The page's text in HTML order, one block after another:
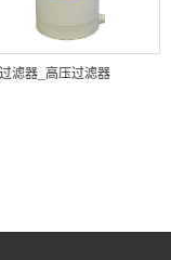
滤器_高压过滤器